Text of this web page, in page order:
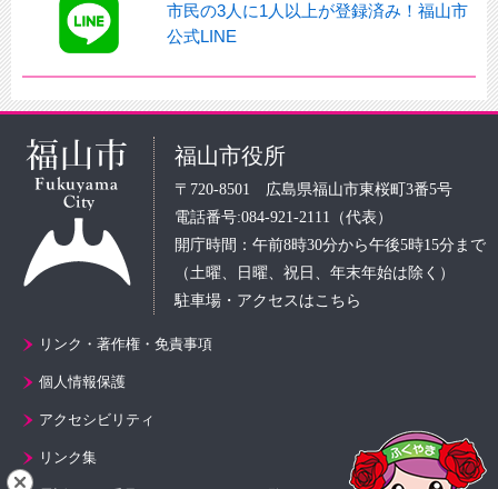
市民の3人に1人以上が登録済み！福山市
公式LINE
福山市役所
〒720-8501 広島県福山市東桜町3番5号
電話番号:084-921-2111（代表）
開庁時間：午前8時30分から午後5時15分まで
（土曜、日曜、祝日、年末年始は除く）
駐車場・アクセスはこちら
リンク・著作権・免責事項
個人情報保護
アクセシビリティ
リンク集